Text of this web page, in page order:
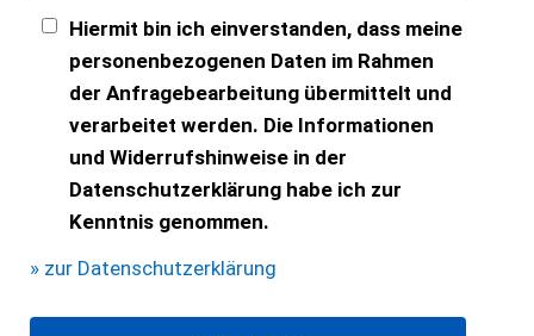
Hiermit bin ich einverstanden, dass meine
personenbezogenen Daten im Rahmen
der Anfragebearbeitung übermittelt und
verarbeitet werden. Die Informationen
und Widerrufshinweise in der
Datenschutzerklärung habe ich zur
Kenntnis genommen.
» zur Datenschutzerklärung